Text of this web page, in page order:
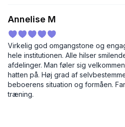
Annelise M
Virkelig god omgangstone og
hele institutionen. Alle hilser
afdelinger. Man føler sig
hatten på. Høj grad af
beboerens situation og formåen.
træning.